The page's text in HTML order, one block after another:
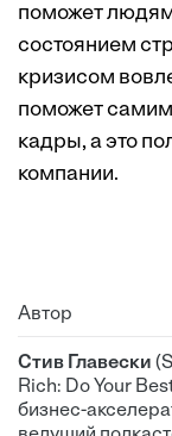
поможет
состоянием
кризисом
поможет самим
кадры, а это
компании.
Автор
Стив Главески
Rich: Do Your
бизнес-